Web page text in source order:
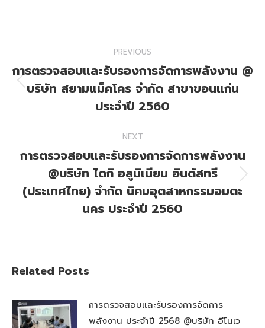
Facebook
X
PREVIOUS
Previous
post:
การตรวจสอบและรับรองการจัดการพลังงาน @
บริษัท สยามแม็คโคร จำกัด สาขาขอนแก่น
ประจำปี 2560
NEXT
Next
post:
การตรวจสอบและรับรองการจัดการพลังงาน
@บริษัท ไดกิ อลูมิเนียม อินดัสทรี
(ประเทศไทย) จำกัด นิคมอุตสาหกรรมอมตะ
นคร ประจำปี 2560
Related Posts
การตรวจสอบและรับรองการจัดการ
พลังงาน ประจำปี 2568 @บริษัท อีโนเว